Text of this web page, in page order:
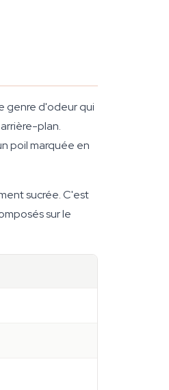
genre d'odeur qui
plan.
poil marquée en
sucrée. C'est
sur le